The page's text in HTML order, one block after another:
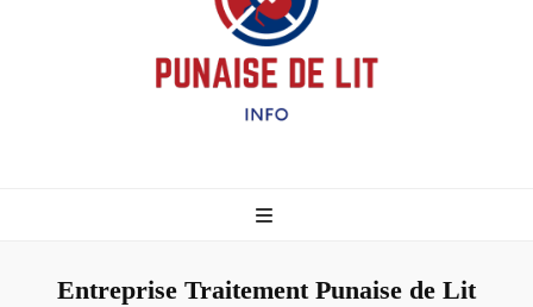
– Info
Entreprise Traitement Punaise de Lit